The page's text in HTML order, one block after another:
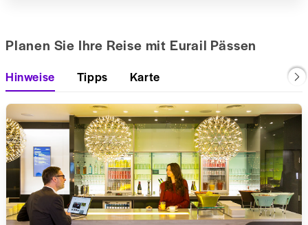
Planen Sie Ihre Reise mit Eurail Pässen
Hinweise Tipps Karte